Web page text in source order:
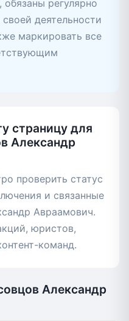
обязаны регулярно
деятельности
маркировать все
страницу для
Александр
проверить статус
и связанные
Авраамович.
юристов,
команд.
Александр